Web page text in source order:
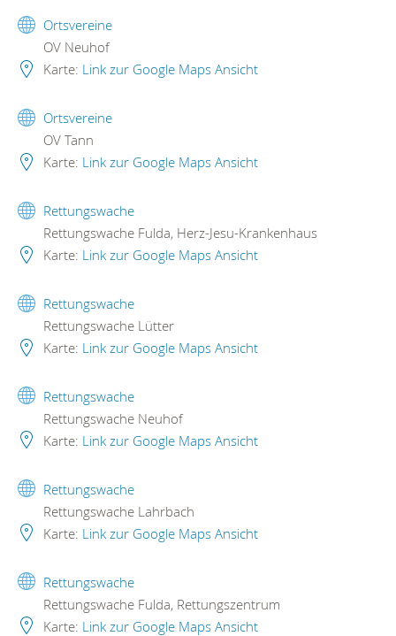
Ortsvereine
OV Neuhof
Karte: Link zur Google Maps Ansicht
Ortsvereine
OV Tann
Karte: Link zur Google Maps Ansicht
Rettungswache
Rettungswache Fulda, Herz-Jesu-Krankenhaus
Karte: Link zur Google Maps Ansicht
Rettungswache
Rettungswache Lütter
Karte: Link zur Google Maps Ansicht
Rettungswache
Rettungswache Neuhof
Karte: Link zur Google Maps Ansicht
Rettungswache
Rettungswache Lahrbach
Karte: Link zur Google Maps Ansicht
Rettungswache
Rettungswache Fulda, Rettungszentrum
Karte: Link zur Google Maps Ansicht